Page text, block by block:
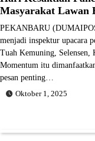
Masyarakat Lawan
PEKANBARU
menjadi inspektur upacara
Tuah Kemuning,
Momentum itu
pesan penting…
Oktober 1, 2025